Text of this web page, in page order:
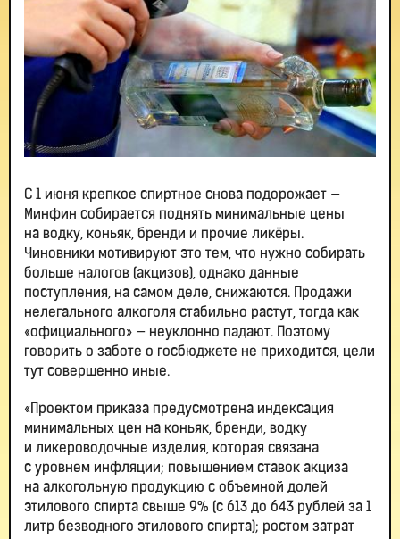
С 1 июня крепкое спиртное снова подорожает —
Минфин собирается поднять минимальные цены
на водку, коньяк, бренди и прочие ликёры.
Чиновники мотивируют это тем, что нужно собирать
больше налогов (акцизов), однако данные
поступления, на самом деле, снижаются. Продажи
нелегального алкоголя стабильно растут, тогда как
«официального» — неуклонно падают. Поэтому
говорить о заботе о госбюджете не приходится, цели
тут совершенно иные.
«Проектом приказа предусмотрена индексация
минимальных цен на коньяк, бренди, водку
и ликероводочные изделия, которая связана
с уровнем инфляции; повышением ставок акциза
на алкогольную продукцию с объемной долей
этилового спирта свыше 9% (с 613 до 643 рублей за 1
литр безводного этилового спирта); ростом затрат